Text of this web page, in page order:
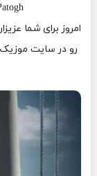
امروز برای شما
رو در سایت موزیک